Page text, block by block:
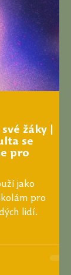
žáky |
se
pro
jako
pro
lidí.